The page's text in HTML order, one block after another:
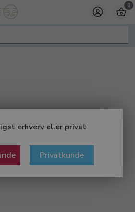
erhverv eller privat
Privatkunde
0